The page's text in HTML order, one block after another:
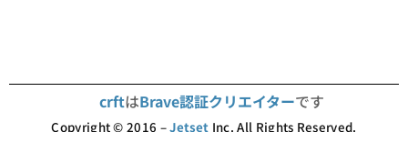
crftはBrave認証クリエイターです
Copyright © 2016 –Jetset Inc. All Rights Reserved.